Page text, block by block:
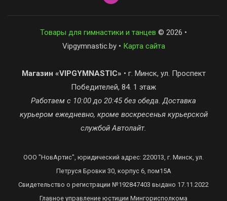
Товары для гимнастики и танцев © 2026 •
Vipgymnastic.by • Карта сайта
Магазин «VIPGYMNASTIC» • г. Минск, ул. Проспект
Победителей, 84. 1 этаж
Работаем с 10:00 до 20:45 без обеда. Доставка
курьером ежедневно, кроме воскресенья курьерской
службой Автолайт.
ООО "НовАртис", юридический адрес: 220013, г. Минск, ул.
Петруся Бровки 30, корпус 6, пом15А
Свидетельство о регистрации №192847403 выдано 17.11.2022
Главное управление юстиции Мингорисполкома